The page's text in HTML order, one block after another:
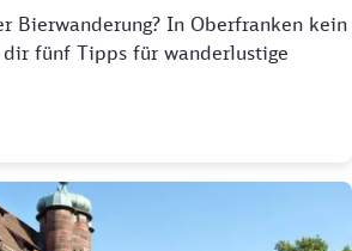
Bierwanderung? In Oberfranken kein
fünf Tipps für wanderlustige